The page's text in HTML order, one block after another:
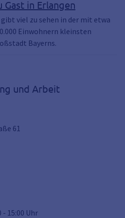
in Erlangen, Besucher,
Urlaub, Freizeit
Gast in Erlangen
gibt viel zu sehen in der mit etwa
Einwohnern kleinsten
Bayerns.
und Arbeit
61
- 15:00 Uhr